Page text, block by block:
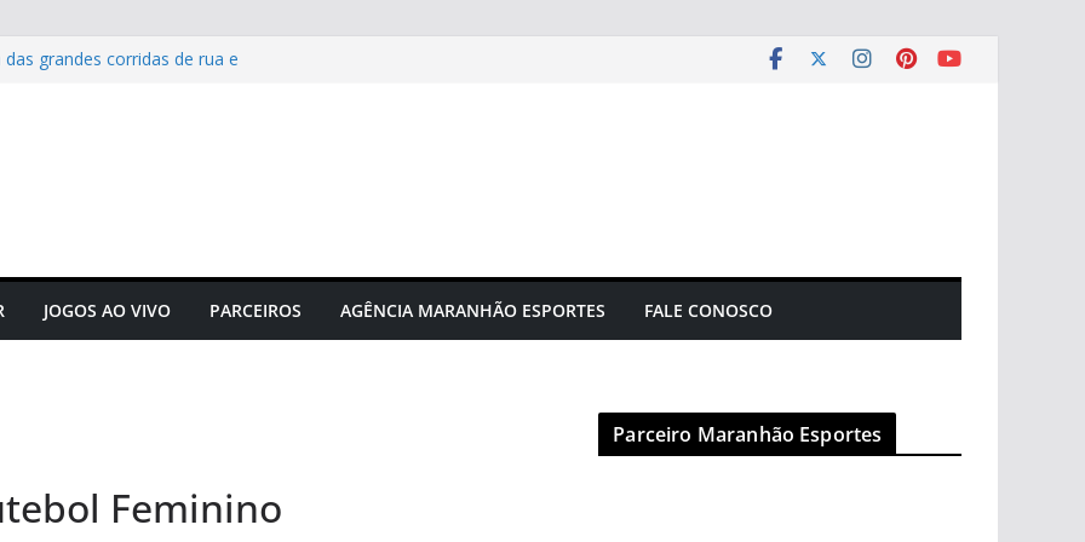
grandes corridas de rua e
times para o
novembro
futebol maranhense
JOGOS AO VIVO PARCEIROS AGÊNCIA MARANHÃO ESPORTES FALE CONOSCO
Feminino
Parceiro Maranhão Esportes